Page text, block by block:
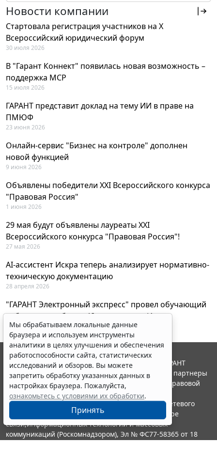
Новости компании
Стартовала регистрация участников на X
Всероссийский юридический форум
30 июля 2026
В "Гарант Коннект" появилась новая возможность –
поддержка MCP
15 июля 2026
ГАРАНТ представит доклад на тему ИИ в праве на
ПМЮФ
23 июня 2026
Онлайн-сервис "Бизнес на контроле" дополнен
новой функцией
9 июня 2026
Объявлены победители XXI Всероссийского конкурса
"Правовая Россия"
1 июня 2026
29 мая будут объявлены лауреаты XXI
Всероссийского конкурса "Правовая Россия"!
27 мая 2026
AI-ассистент Искра теперь анализирует нормативно-
техническую документацию
28 апреля 2026
"ГАРАНТ Электронный экспресс" провел обучающий
вебинар по работе с AI-ассистентом Искра
23 апреля 2026
Мы обрабатываем локальные данные
браузера и используем инструменты
аналитики в целях улучшения и обеспечения
работоспособности сайта, статистических
исследований и обзоров. Вы можете
запретить обработку указанных данных в
настройках браузера. Пожалуйста,
ознакомьтесь с условиями их обработки.
Принять
© ООО "НПП "ГАРАНТ-СЕРВИС", 2026. Система ГАРАНТ
выпускается с 1990 года. Компания "Гарант" и ее партнеры
являются участниками Российской ассоциации правовой
информации ГАРАНТ.
Портал ГАРАНТ.РУ зарегистрирован в качестве сетевого
издания Федеральной службой по надзору в сфере
связи,информационных технологий и массовых
коммуникаций (Роскомнадзором), Эл № ФС77-58365 от 18